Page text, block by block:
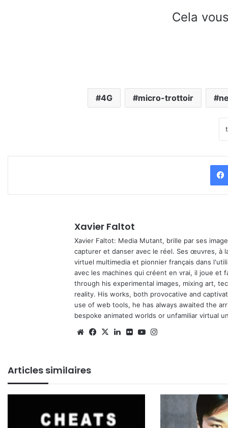
Cela
4G micro-trottoir
Xavier Faltot
Xavier Faltot: Media Mutant, brille par ses
capturer et danser avec le réel. Ses œuvres, à
virtuel multimedia et pionnier français dans
avec les machines qui créent en vrai, il joue et
through his experimental images, mixing art,
reality. His works, both provocative and
use of web tools, he has always awaited the
bespoke animated worlds or unfamiliar virtual
WebsiteFacebook
X Linkedin
FlickrYouTube
Articles similaires